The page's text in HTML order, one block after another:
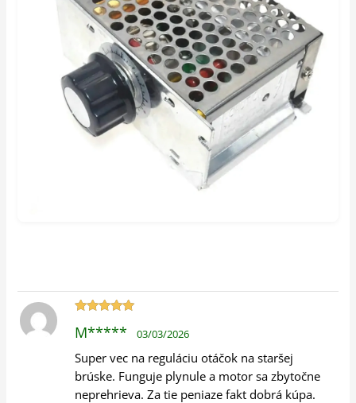
5z 5
M***** 03/03/2026
Super vec na reguláciu otáčok na staršej
brúske. Funguje plynule a motor sa zbytočne
neprehrieva. Za tie peniaze fakt dobrá kúpa.